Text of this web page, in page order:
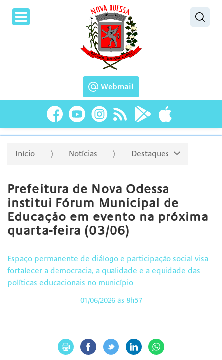
Webmail
Início Notícias Destaques
Prefeitura de Nova Odessa
institui Fórum Municipal de
Educação em evento na próxima
quarta-feira (03/06)
Espaço permanente de diálogo e participação social visa
fortalecer a democracia, a qualidade e a equidade das
políticas educacionais no município
01/06/2026 às 8h57